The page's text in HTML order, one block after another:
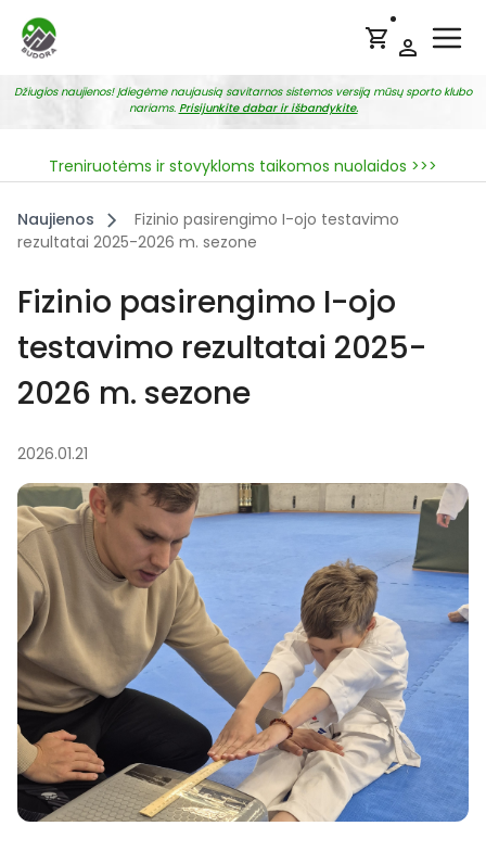
Džiugios naujienos! Įdiegėme naujausią savitarnos sistemos versiją mūsų sporto klubo
nariams. Prisijunkite dabar ir išbandykite.
Treniruotėms ir stovykloms taikomos nuolaidos >>>
Naujienos
Fizinio pasirengimo I-ojo testavimo
rezultatai 2025-2026 m. sezone
Fizinio pasirengimo I-ojo
testavimo rezultatai 2025-
2026 m. sezone
2026.01.21